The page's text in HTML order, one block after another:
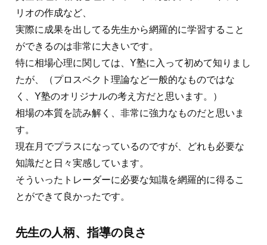
リオの作成など、
実際に成果を出してる先生から網羅的に学習すること
ができるのは非常に大きいです。
特に相場心理に関しては、Y塾に入って初めて知りまし
たが、（プロスペクト理論など一般的なものではな
く、Y塾のオリジナルの考え方だと思います。）
相場の本質を読み解く、非常に強力なものだと思いま
す。
現在月でプラスになっているのですが、どれも必要な
知識だと日々実感しています。
そういったトレーダーに必要な知識を網羅的に得るこ
とができて良かったです。
先生の人柄、指導の良さ